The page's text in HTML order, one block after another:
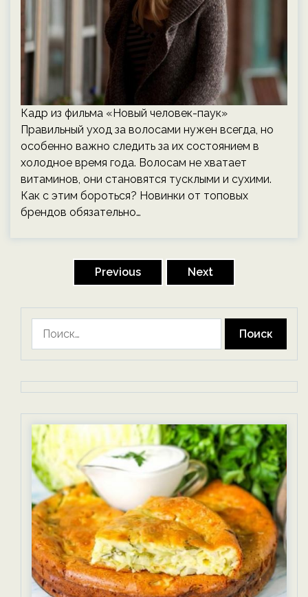
Кадр из фильма «Новый человек-паук»
Правильный уход за волосами нужен всегда, но
особенно важно следить за их состоянием в
холодное время года. Волосам не хватает
витаминов, они становятся тусклыми и сухими.
Как с этим бороться? Новинки от топовых
брендов обязательно…
Previous Next